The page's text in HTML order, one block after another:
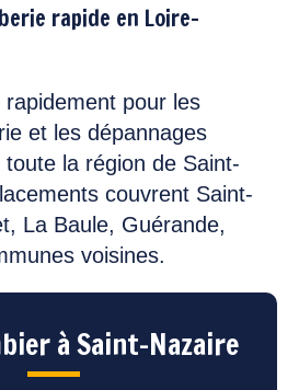
rapide en Loire-
pour les
et les dépannages
la région de Saint-
couvrent Saint-
La Baule, Guérande,
voisines.
à Saint-Nazaire